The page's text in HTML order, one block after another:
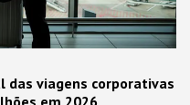
das viagens corporativas
em 2026